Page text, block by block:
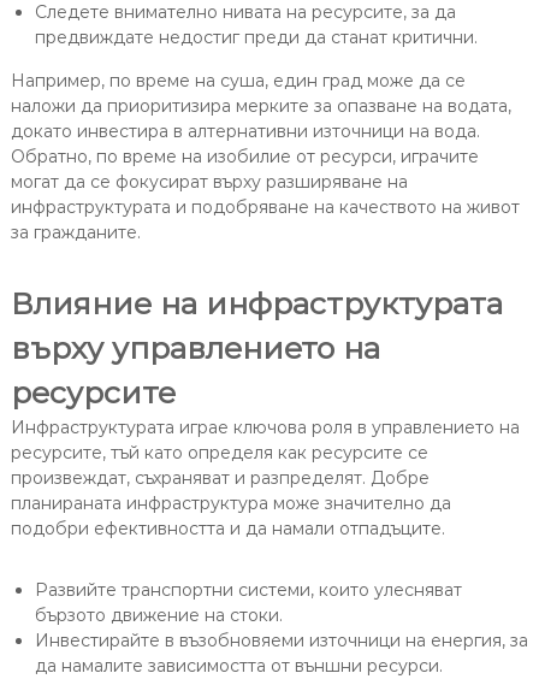
Следете внимателно нивата на ресурсите, за да
предвиждате недостиг преди да станат критични.
Например, по време на суша, един град може да се
наложи да приоритизира мерките за опазване на водата,
докато инвестира в алтернативни източници на вода.
Обратно, по време на изобилие от ресурси, играчите
могат да се фокусират върху разширяване на
инфраструктурата и подобряване на качеството на живот
за гражданите.
Влияние на инфраструктурата
върху управлението на
ресурсите
Инфраструктурата играе ключова роля в управлението на
ресурсите, тъй като определя как ресурсите се
произвеждат, съхраняват и разпределят. Добре
планираната инфраструктура може значително да
подобри ефективността и да намали отпадъците.
Развийте транспортни системи, които улесняват
бързото движение на стоки.
Инвестирайте в възобновяеми източници на енергия, за
да намалите зависимостта от външни ресурси.